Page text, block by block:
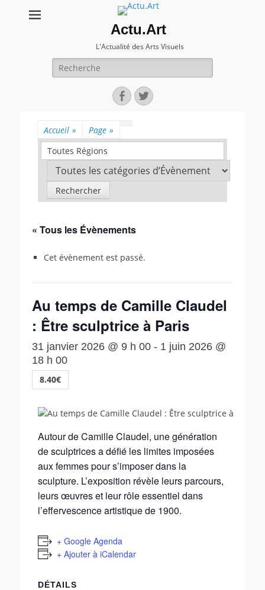
Actu.Art
L'Actualité des Arts Visuels
Recherche
pour:
Facebook
Twitter
Accueil » Page »
Toutes Régions
« Tous les Évènements
Cet évènement est passé.
Au temps de Camille Claudel
: Être sculptrice à Paris
31 janvier 2026 @ 9 h 00 - 1 juin 2026 @
18 h 00
8.40€
Autour de Camille Claudel, une génération
de sculptrices a défié les limites imposées
aux femmes pour s’imposer dans la
sculpture. L’exposition révèle leurs parcours,
leurs œuvres et leur rôle essentiel dans
l’effervescence artistique de 1900.
+ Google Agenda
+ Ajouter à iCalendar
DÉTAILS